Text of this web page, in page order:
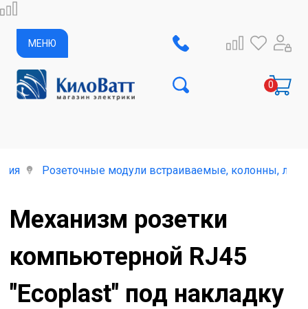
МЕНЮ
Розеточные модули встраиваемые, колонны,
Механизм розетки
компьютерной RJ45
"Ecoplast" под накладку